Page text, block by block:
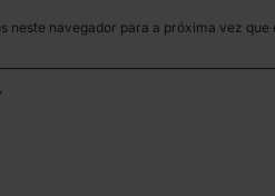
neste navegador para a próxima vez que